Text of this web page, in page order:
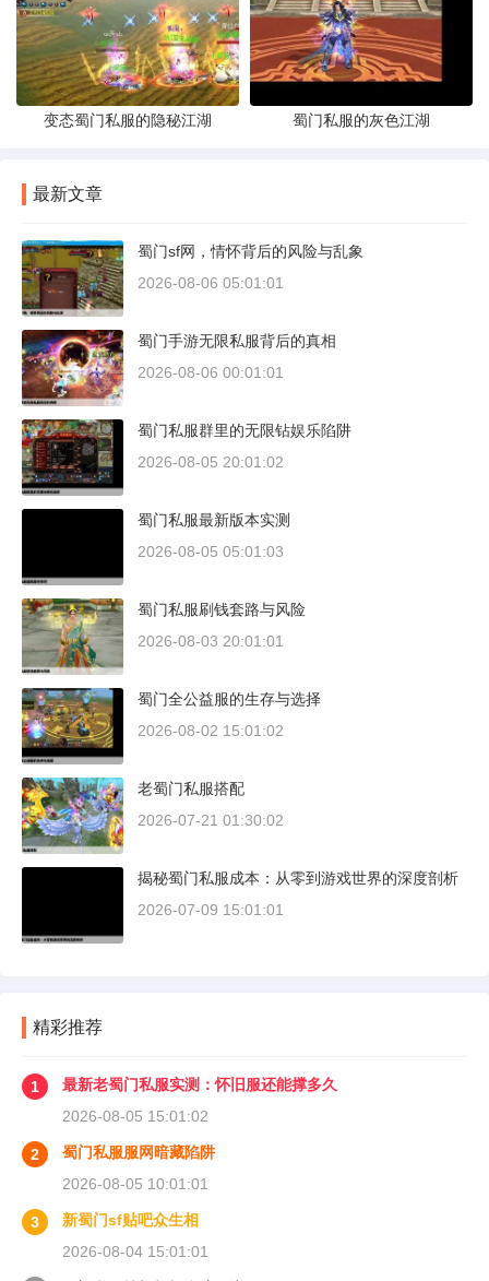
变态蜀门私服的隐秘江湖 蜀门私服的灰色江湖
最新文章
蜀门sf网，情怀背后的风险与乱象
2026-08-06 05:01:01
蜀门手游无限私服背后的真相
2026-08-06 00:01:01
蜀门私服群里的无限钻娱乐陷阱
2026-08-05 20:01:02
蜀门私服最新版本实测
2026-08-05 05:01:03
蜀门私服刷钱套路与风险
2026-08-03 20:01:01
蜀门全公益服的生存与选择
2026-08-02 15:01:02
老蜀门私服搭配
2026-07-21 01:30:02
揭秘蜀门私服成本：从零到游戏世界的深度剖析
2026-07-09 15:01:01
精彩推荐
1
最新老蜀门私服实测：怀旧服还能撑多久
2026-08-05 15:01:02
2
蜀门私服服网暗藏陷阱
2026-08-05 10:01:01
3
新蜀门sf贴吧众生相
2026-08-04 15:01:01